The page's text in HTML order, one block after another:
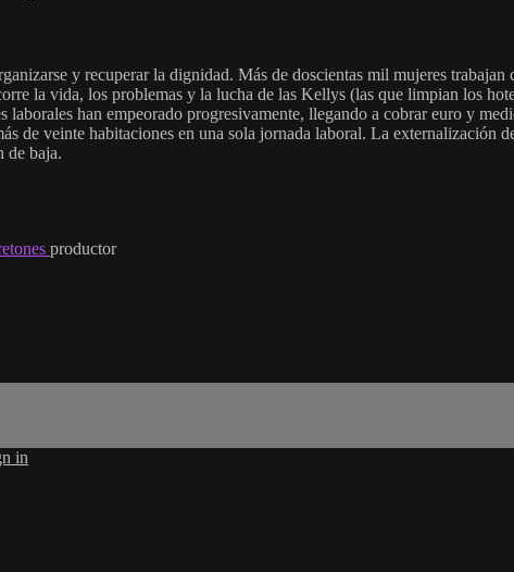
y recuperar la dignidad. Más de doscientas mil mujeres
la vida, los problemas y la lucha de las Kellys (las que limpian los
han empeorado progresivamente, llegando a cobrar euro y
de veinte habitaciones en una sola jornada laboral. La externalización
de baja.
productor
in